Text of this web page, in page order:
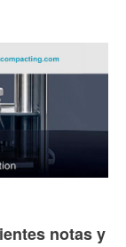
notas y